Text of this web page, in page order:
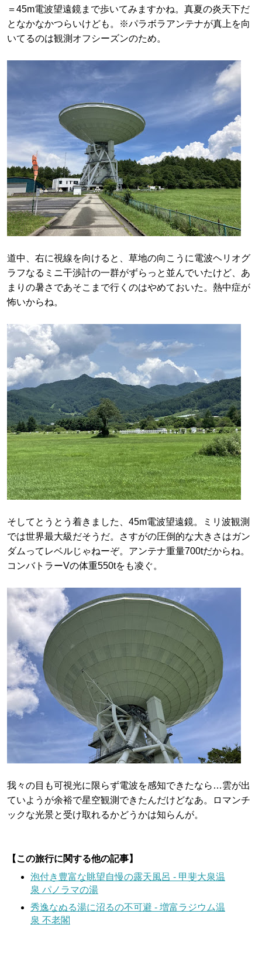
＝45m電波望遠鏡まで歩いてみますかね。真夏の炎天下だ
となかなかつらいけども。※パラボラアンテナが真上を向
いてるのは観測オフシーズンのため。
道中、右に視線を向けると、草地の向こうに電波ヘリオグ
ラフなるミニ干渉計の一群がずらっと並んでいたけど、あ
まりの暑さであそこまで行くのはやめておいた。熱中症が
怖いからね。
そしてとうとう着きました、45m電波望遠鏡。ミリ波観測
では世界最大級だそうだ。さすがの圧倒的な大きさはガン
ダムってレベルじゃねーぞ。アンテナ重量700tだからね。
コンバトラーVの体重550tをも凌ぐ。
我々の目も可視光に限らず電波を感知できたなら…雲が出
ていようが余裕で星空観測できたんだけどなあ。ロマンチ
ックな光景と受け取れるかどうかは知らんが。
【この旅行に関する他の記事】
泡付き豊富な眺望自慢の露天風呂 - 甲斐大泉温
泉 パノラマの湯
秀逸なぬる湯に沼るの不可避 - 増富ラジウム温
泉 不老閣